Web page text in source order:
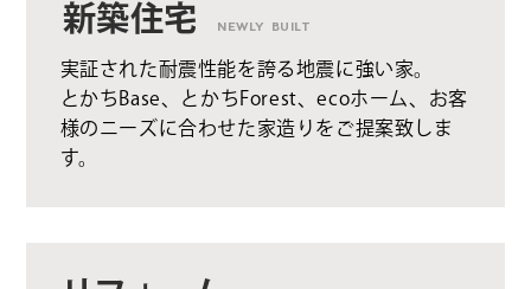
新築住宅 NEWLY BUILT
実証された耐震性能を誇る地震に強い家。
とかちBase、とかちForest、ecoホーム、お客
様のニーズに合わせた家造りをご提案致しま
す。